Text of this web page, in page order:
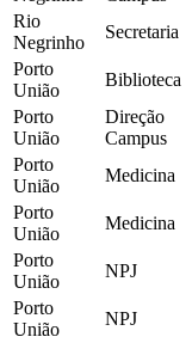
Rio
Negrinho
Secretaria
Porto
União
Biblioteca
Porto
União
Direção
Campus
Porto
União
Medicina
Porto
União
Medicina
Porto
União
NPJ
Porto
União
NPJ